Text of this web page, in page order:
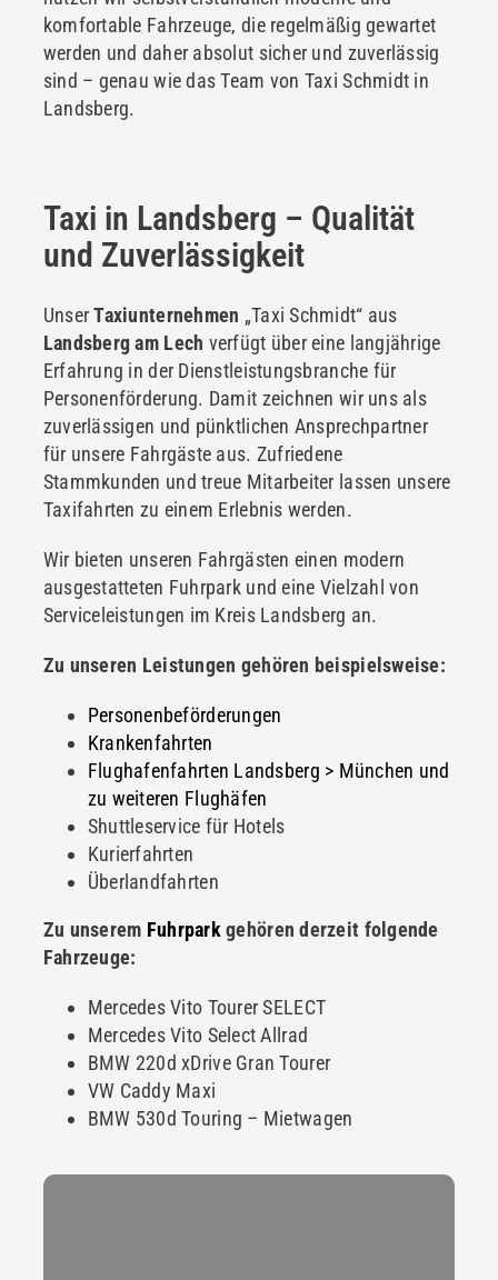
komfortable Fahrzeuge, die regelmäßig gewartet
werden und daher absolut sicher und zuverlässig
sind – genau wie das Team von Taxi Schmidt in
Landsberg.
Taxi in Landsberg – Qualität
und Zuverlässigkeit
UnserTaxiunternehmen „Taxi Schmidt“ aus
Landsberg am Lech verfügt über eine langjährige
Erfahrung in der Dienstleistungsbranche für
Personenförderung. Damit zeichnen wir uns als
zuverlässigen und pünktlichen Ansprechpartner
für unsere Fahrgäste aus. Zufriedene
Stammkunden und treue Mitarbeiter lassen unsere
Taxifahrten zu einem Erlebnis werden.
Wir bieten unseren Fahrgästen einen modern
ausgestatteten Fuhrpark und eine Vielzahl von
Serviceleistungen im Kreis Landsberg an.
Zu unseren Leistungen gehören beispielsweise:
Personenbeförderungen
Krankenfahrten
Flughafenfahrten Landsberg > München und
zu weiteren Flughäfen
Shuttleservice für Hotels
Kurierfahrten
Überlandfahrten
Zu unserem Fuhrparkgehören derzeit folgende
Fahrzeuge:
Mercedes Vito Tourer SELECT
Mercedes Vito Select Allrad
BMW 220d xDrive Gran Tourer
VW Caddy Maxi
BMW 530d Touring – Mietwagen